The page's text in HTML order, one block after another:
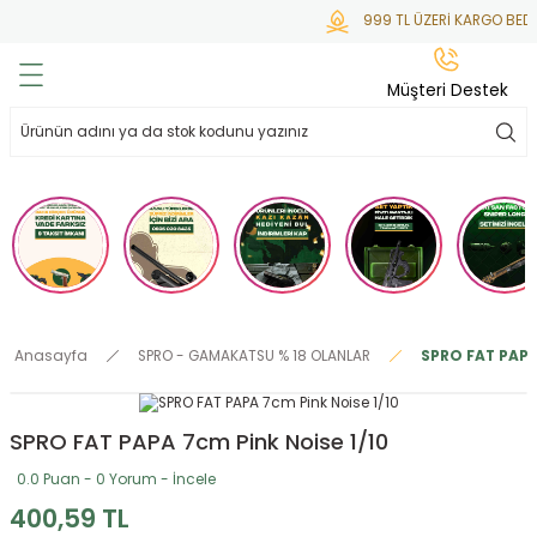
999 TL ÜZERİ KARGO
Anasayfa SPRO - GAMAKATSU % 18 OLANLAR SPRO FAT
SPRO FAT PAPA 7cm Pink Noise 1/10
0.0 Puan - 0 Yorum - İncele
400,59 TL